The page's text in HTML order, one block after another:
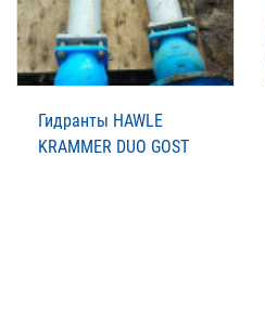
Гидранты HAWLE
KRAMMER DUO GOST